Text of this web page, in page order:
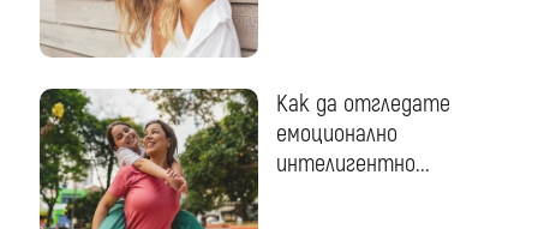
Как да отгледате
емоционално
интелигентно...